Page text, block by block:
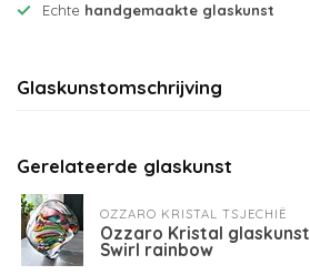
Echte handgemaakte glaskunst
Glaskunstomschrijving
Gerelateerde glaskunst
OZZARO KRISTAL TSJECHIË
Ozzaro Kristal glaskunst
Swirl rainbow